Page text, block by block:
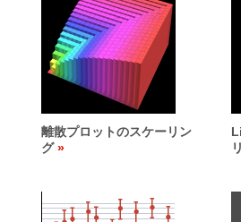
離散プロットのスケーリン
グ